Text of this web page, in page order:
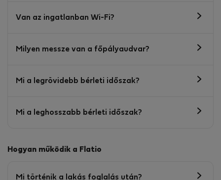
Van az ingatlanban Wi-Fi?
Milyen messze van a főpályaudvar?
Mi a legrövidebb bérleti időszak?
Mi a leghosszabb bérleti időszak?
Hogyan működik a Flatio
Mi történik a lakás foglalás után?